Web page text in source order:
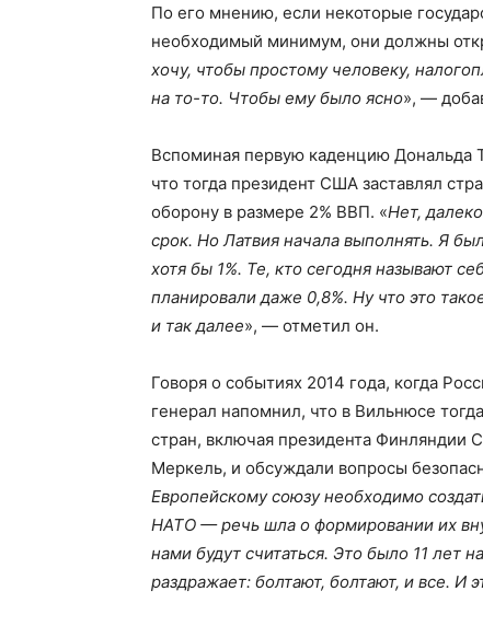
По его мнению, если некоторые
необходимый минимум, они должны
хочу, чтобы простому человеку,
на то-то. Чтобы ему было ясно», —
Вспоминая первую каденцию Дональда
что тогда президент США заставлял
оборону в размере 2% ВВП. «Нет,
срок. Но Латвия начала выполнять. Я
хотя бы 1%. Те, кто сегодня называют
планировали даже 0,8%. Ну что это
и так далее», — отметил он.
Говоря о событиях 2014 года, когда
генерал напомнил, что в Вильнюсе
стран, включая президента Финляндии
Меркель, и обсуждали вопросы
Европейскому союзу необходимо
НАТО — речь шла о формировании их
нами будут считаться. Это было 11 лет
раздражает: болтают, болтают, и все. И